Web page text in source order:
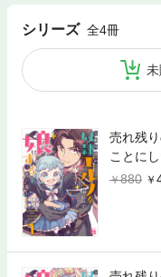
シリーズ 全4冊
売れ残
ことに
880